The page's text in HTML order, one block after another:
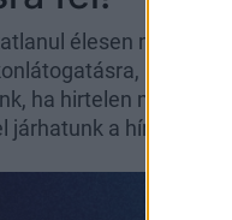
élesen
ha hirtelen
járhatunk a hírközlés,